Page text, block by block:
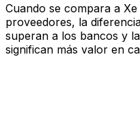
Cuando se compara a
proveedores, la
superan a los bancos y
significan más valor en